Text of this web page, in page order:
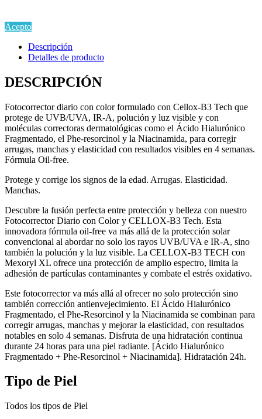
Acepto
Descripción
Detalles de producto
DESCRIPCIÓN
Fotocorrector diario con color formulado con Cellox-B3 Tech que
protege de UVB/UVA, IR-A, polución y luz visible y con
moléculas correctoras dermatológicas como el Ácido Hialurónico
Fragmentado, el Phe-resorcinol y la Niacinamida, para corregir
arrugas, manchas y elasticidad con resultados visibles en 4 semanas.
Fórmula Oil-free.
Protege y corrige los signos de la edad. Arrugas. Elasticidad.
Manchas.
Descubre la fusión perfecta entre protección y belleza con nuestro
Fotocorrector Diario con Color y CELLOX-B3 Tech. Esta
innovadora fórmula oil-free va más allá de la protección solar
convencional al abordar no solo los rayos UVB/UVA e IR-A, sino
también la polución y la luz visible. La CELLOX-B3 TECH con
Mexoryl XL ofrece una protección de amplio espectro, limita la
adhesión de partículas contaminantes y combate el estrés oxidativo.
Este fotocorrector va más allá al ofrecer no solo protección sino
también corrección antienvejecimiento. El Ácido Hialurónico
Fragmentado, el Phe-Resorcinol y la Niacinamida se combinan para
corregir arrugas, manchas y mejorar la elasticidad, con resultados
notables en solo 4 semanas. Disfruta de una hidratación continua
durante 24 horas para una piel radiante. [Ácido Hialurónico
Fragmentado + Phe-Resorcinol + Niacinamida]. Hidratación 24h.
Tipo de Piel
Todos los tipos de Piel